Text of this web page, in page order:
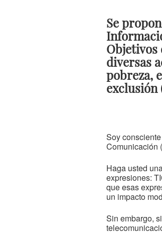
Se
Objetivos
diversas
pobreza,
exclusión
Soy
Comunicación
Haga usted
expresiones:
que esas
un impacto
Sin embargo,